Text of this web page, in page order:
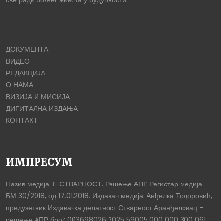
ДОКУМЕНТА
ВИДЕО
РЕДАКЦИЈА
О НАМА
ВИЗИЈА И МИСИЈА
ДИГИТАЛНА ИЗДАЊА
КОНТАКТ
ИМПРЕСУМ
Назив медија: Е СТВАРНОСТ. Решење АПР Регистар медија:
БМ 30/2018, од 17.01.2018. Издавач медија: Анђелка Тодоровић,
предузетник Издавачка делатност Стварност Аранђеловац –